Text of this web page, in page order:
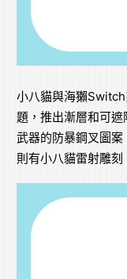
小八貓與海獺
題，推出漸層和可
武器的防暴鋼叉圖
則有小八貓雷射雕刻